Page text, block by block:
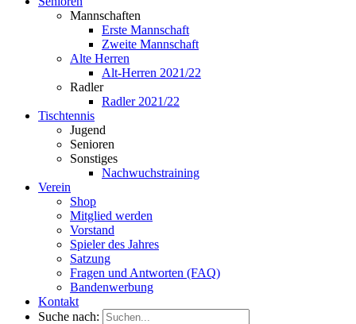
Mannschaften
Erste Mannschaft
Zweite Mannschaft
Alte Herren
Alt-Herren 2021/22
Radler
Radler 2021/22
Tischtennis
Jugend
Senioren
Sonstiges
Nachwuchstraining
Verein
Shop
Mitglied werden
Vorstand
Spieler des Jahres
Satzung
Fragen und Antworten (FAQ)
Bandenwerbung
Kontakt
Suche nach: